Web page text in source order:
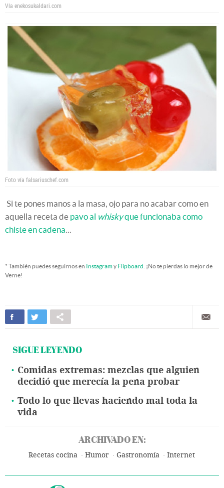
Vía enekosukaldari.com
Foto vía falsariuschef.com
Si te pones manos a la masa, ojo para no acabar como en
aquella receta de pavo al whiskyque funcionaba como
chiste en cadena
* También puedes seguirnos en Instagramy Flipboard . ¡No te pierdas lo mejor de
Verne!
SIGUE LEYENDO
Comidas extremas: mezclas que alguien
decidió que merecía la pena probar
Todo lo que llevas haciendo mal toda la
vida
ARCHIVADO EN:
Recetas cocina Humor Gastronomía Internet